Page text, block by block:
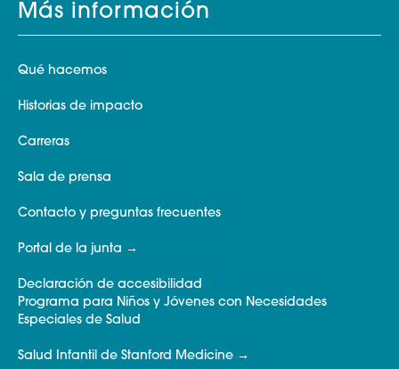
Más información
Qué hacemos
Historias de impacto
Carreras
Sala de prensa
Contacto y preguntas frecuentes
Portal de la junta
Declaración de accesibilidad
Programa para Niños y Jóvenes con Necesidades
Especiales de Salud
Salud Infantil de Stanford Medicine